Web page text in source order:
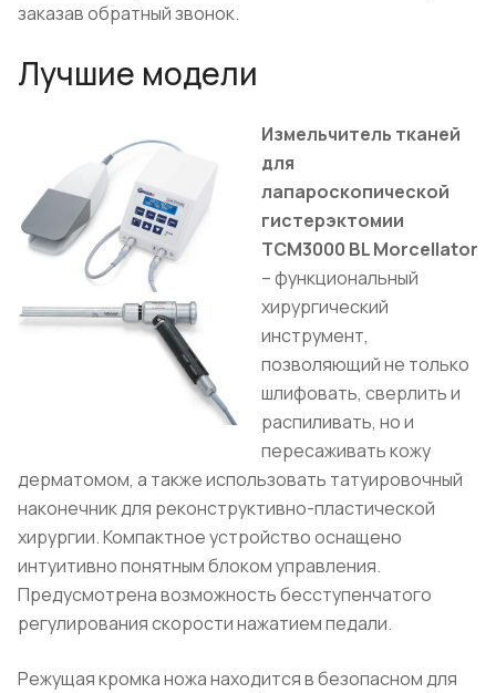
заказав обратный звонок.
Лучшие модели
Измельчитель тканей
для
лапароскопической
гистерэктомии
TCM3000 BL Morcellator
– функциональный
хирургический
инструмент,
позволяющий не только
шлифовать, сверлить и
распиливать, но и
пересаживать кожу
дерматомом, а также использовать татуировочный
наконечник для реконструктивно-пластической
хирургии. Компактное устройство оснащено
интуитивно понятным блоком управления.
Предусмотрена возможность бесступенчатого
регулирования скорости нажатием педали.
Режущая кромка ножа находится в безопасном для